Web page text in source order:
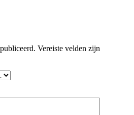
Vereiste velden zijn